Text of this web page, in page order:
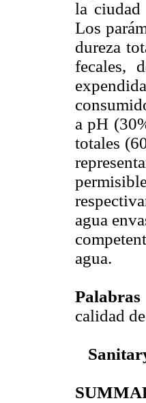
la ciudad
Los
dureza
fecales,
a pH
totales
agua
agua.
calidad